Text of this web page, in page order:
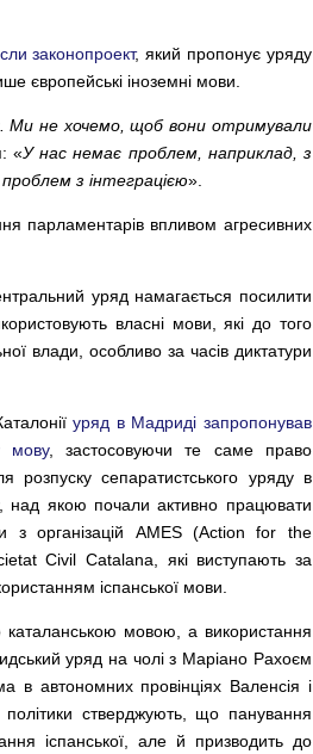
законопроект, який пропонує уряду
європейські іноземні мови.
Ми не хочемо, щоб вони отримували
«У нас немає проблем, наприклад, з
з інтеграцією».
парламентарів впливом агресивних
уряд намагається посилити
власні мови, які до того
влади, особливо за часів диктатури
уряд в Мадриді запропонував
мову, застосовуючи те саме право
розпуску сепаратистського уряду в
над якою почали активно працювати
з організацій AMES (Action for the
Civil Catalana, які виступають за
іспанської мови.
каталанською мовою, а використання
уряд на чолі з Маріано Рахоєм
в автономних провінціях Валенсія і
політики стверджують, що панування
іспанської, але й призводить до